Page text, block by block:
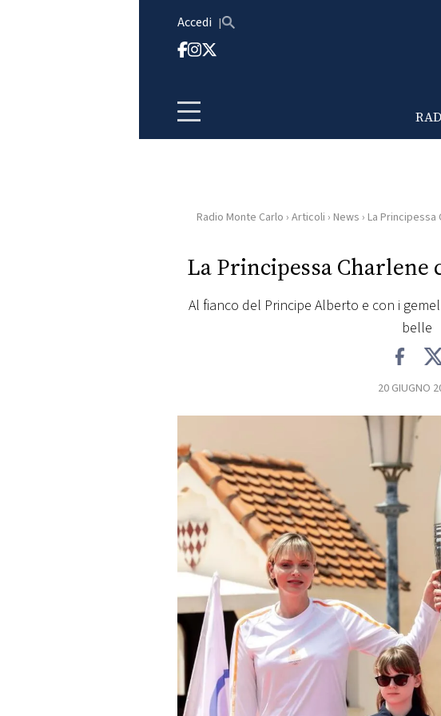
Accedi
HOME
RADIO
WEB
FOTO
CONCORSI
EVENTI
VIDEO
PRINCIPATO
Radio Monte Carlo › Articoli › News › La
La Principessa
Al fianco del Principe Alberto e con i
belle
20 GIUGNO